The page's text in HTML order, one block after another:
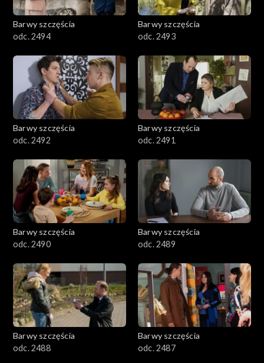
2001–2100
1801–1900
1701–1800
1601–1700
1501–1600
1401–1500
1301–1400
1101–1200
1001–1100
901–1000
Barwy szczęścia
odc. 2494
Barwy szczęścia
odc. 2493
Barwy szczęścia
odc. 2492
Barwy szczęścia
odc. 2491
Barwy szczęścia
odc. 2490
Barwy szczęścia
odc. 2489
Barwy szczęścia
odc. 2488
Barwy szczęścia
odc. 2487